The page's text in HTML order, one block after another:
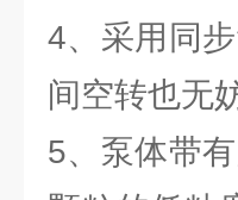
4、采用同
间空转也无
5、泵体带